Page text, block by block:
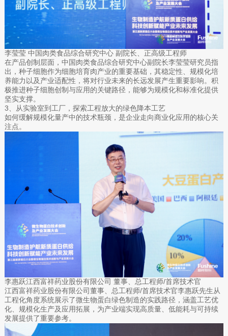
李莹莹 中国肉类食品综合研究中心 副院长、正高级工程师
在产品创制层面，中国肉类食品综合研究中心副院长李莹莹研究员指
出，种子细胞作为细胞培育肉产业的重要基础，其稳定性、规模化培
养能力以及产业适配性，将对行业未来的长远发展产生重要影响。积
极推进种子细胞创制与应用的关键路径，能够为规模化和标准化提供
坚实支撑。
3、从实验室到工厂，探索工程放大的绿色降本工艺
如何缓解规模化量产中的技术瓶颈，是企业走向商业化应用的核心关
注点。
李惠跃江西富祥药业股份有限公司 董事、总工程师/首席技术官
江西富祥药业股份有限公司董事、总工程师/首席技术官李惠跃先生从
工程化角度系统展示了微生物蛋白绿色制造的实践路径，涵盖工艺优
化、规模化生产及应用拓展，为产业端实现高质量、低能耗与可持续
发展提供了重要参考。